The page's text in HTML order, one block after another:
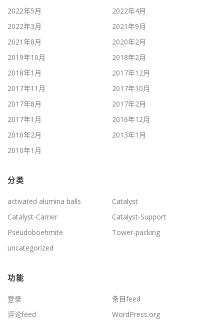
2022年5月
2022年4月
2022年3月
2021年9月
2021年8月
2020年2月
2019年10月
2018年2月
2018年1月
2017年12月
2017年11月
2017年10月
2017年8月
2017年2月
2017年1月
2016年12月
2016年2月
2013年1月
2010年1月
分类
activated alumina balls
Catalyst
Catalyst-Carrier
Catalyst-Support
Pseudoboehmite
Tower-packing
uncategorized
功能
登录
条目feed
评论feed
WordPress.org